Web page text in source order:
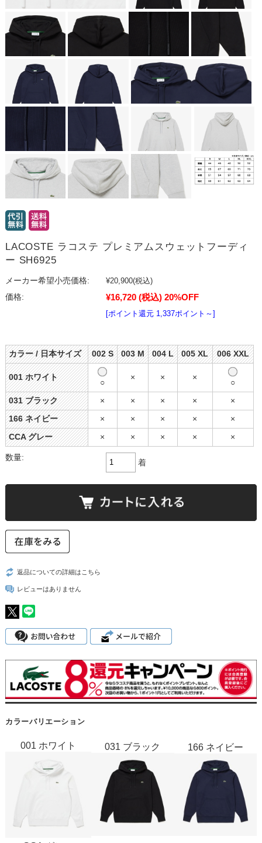
LACOSTE ラコステ プレミアムスウェットフーディ
ー SH6925
メーカー希望小売価格: ¥20,900(税込)
価格:
¥16,720 (税込) 20%OFF
[ポイント還元 1,337ポイント～]
カラー / 日本サイズ 002 S 003 M 004 L 005 XL 006 XXL
001 ホワイト
○
× × ×
○
031 ブラック × × × × ×
166 ネイビー × × × × ×
CCA グレー × × × × ×
数量:
着
返品についての詳細はこちら
レビューはありません
カラーバリエーション
001 ホワイト 031 ブラック 166 ネイビー